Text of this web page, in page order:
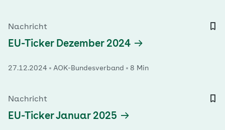
Nachricht
EU-Ticker Dezember 2024
27.12.2024 AOK-Bundesverband 8 Min
Nachricht
EU-Ticker Januar 2025